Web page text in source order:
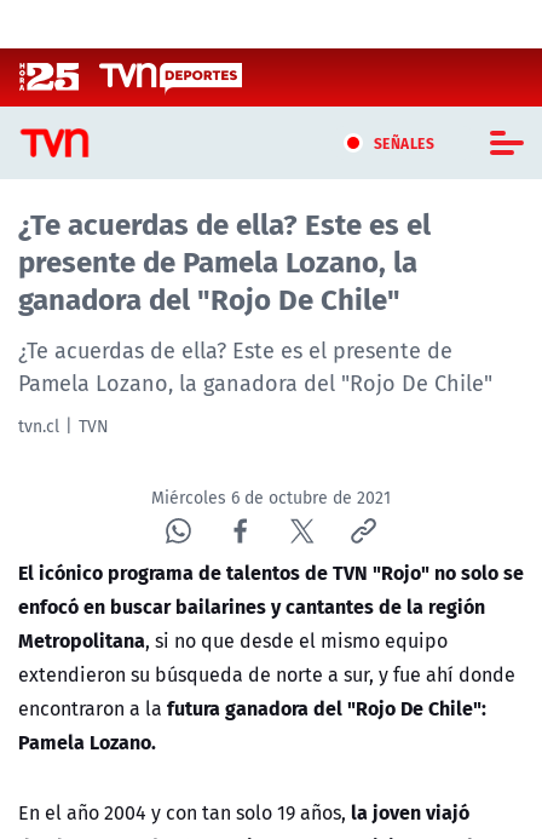
SEÑALES
CASTING MASTERCHEF CHILE
CASTING TVN VERTICAL
TVN VERTICAL
TVN PLAY
NTV
ACTUALIDAD Y TENDENCIAS
CORPORATIVO Y TRANSPARENCIA
ÁREA DE PROYECTOS
¿Te acuerdas de ella? Este es el
presente de Pamela Lozano, la
ganadora del "Rojo De Chile"
¿Te acuerdas de ella? Este es el presente de
Pamela Lozano, la ganadora del "Rojo De Chile"
tvn.cl TVN
Miércoles 6 de octubre de 2021
El icónico programa de talentos de TVN "Rojo" no solo se
enfocó en buscar bailarines y cantantes de la región
Metropolitana, si no que desde el mismo equipo
extendieron su búsqueda de norte a sur, y fue ahí donde
encontraron a la futura ganadora del "Rojo De Chile":
Pamela Lozano.
En el año 2004 y con tan solo 19 años, la joven viajó